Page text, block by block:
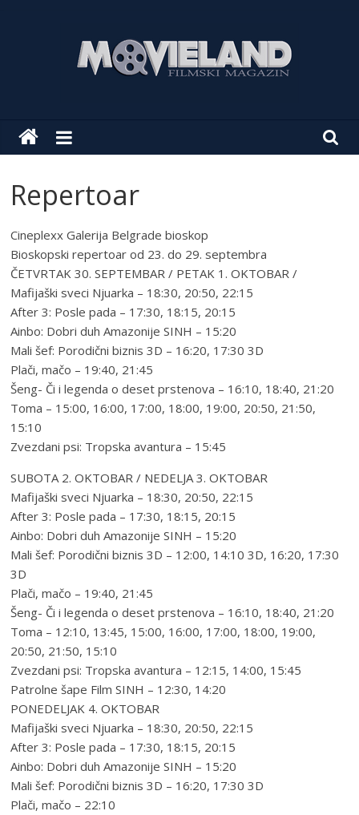
Movieland
Movieland
filmski
dozivljaj
Repertoar
Cineplexx Galerija Belgrade bioskop
Bioskopski repertoar od 23. do 29. septembra
ČETVRTAK 30. SEPTEMBAR / PETAK 1. OKTOBAR /
Mafijaški sveci Njuarka – 18:30, 20:50, 22:15
After 3: Posle pada – 17:30, 18:15, 20:15
Ainbo: Dobri duh Amazonije SINH – 15:20
Mali šef: Porodični biznis 3D – 16:20, 17:30 3D
Plači, mačo – 19:40, 21:45
Šeng- Či i legenda o deset prstenova – 16:10, 18:40, 21:20
Toma – 15:00, 16:00, 17:00, 18:00, 19:00, 20:50, 21:50,
15:10
Zvezdani psi: Tropska avantura – 15:45
SUBOTA 2. OKTOBAR / NEDELJA 3. OKTOBAR
Mafijaški sveci Njuarka – 18:30, 20:50, 22:15
After 3: Posle pada – 17:30, 18:15, 20:15
Ainbo: Dobri duh Amazonije SINH – 15:20
Mali šef: Porodični biznis 3D – 12:00, 14:10 3D, 16:20, 17:30
3D
Plači, mačo – 19:40, 21:45
Šeng- Či i legenda o deset prstenova – 16:10, 18:40, 21:20
Toma – 12:10, 13:45, 15:00, 16:00, 17:00, 18:00, 19:00,
20:50, 21:50, 15:10
Zvezdani psi: Tropska avantura – 12:15, 14:00, 15:45
Patrolne šape Film SINH – 12:30, 14:20
PONEDELJAK 4. OKTOBAR
Mafijaški sveci Njuarka – 18:30, 20:50, 22:15
After 3: Posle pada – 17:30, 18:15, 20:15
Ainbo: Dobri duh Amazonije SINH – 15:20
Mali šef: Porodični biznis 3D – 16:20, 17:30 3D
Plači, mačo – 22:10